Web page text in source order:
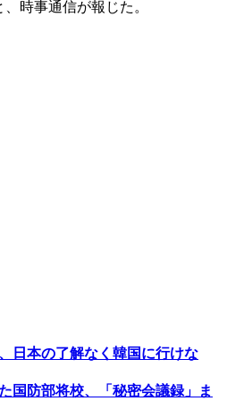
時事通信が報じた。
日本の了解なく韓国に行けな
国防部将校、「秘密会議録」ま